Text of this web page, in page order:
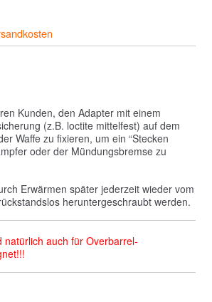
Kunden, den Adapter mit einem
(z.B. loctite mittelfest) auf dem
Waffe zu fixieren, um ein “Stecken
oder der Mündungsbremse zu
Erwärmen später jederzeit wieder vom
heruntergeschraubt werden.
natürlich auch für Overbarrel-